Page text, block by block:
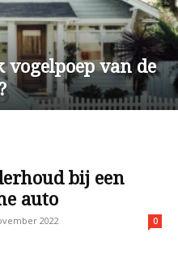
van de
bij een
auto
2022 0